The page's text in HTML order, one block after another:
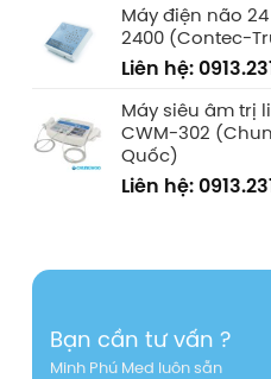
Máy điện não
2400 (Contec-
Liên hệ:
Máy siêu âm trị
CWM-302
Quốc)
Liên hệ:
Bạn cần tư vấn ?
Minh Phú Med luôn sẵn